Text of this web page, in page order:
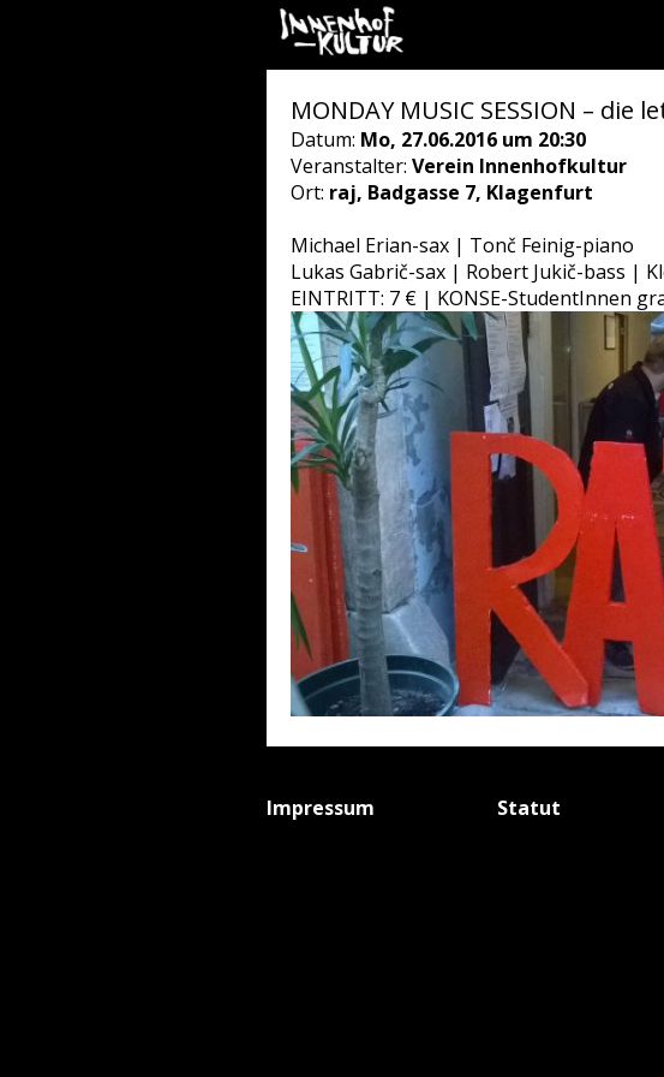
MONDAY MUSIC SESSION –
Datum: Mo, 27.06.2016 um 20:30
Veranstalter: Verein Innenhofkultur
Ort: raj, Badgasse 7, Klagenfurt
Michael Erian-sax | Tonč Feinig-piano
Lukas Gabrič-sax | Robert Jukič-bass |
EINTRITT: 7 € | KONSE-StudentInnen
Impressum Statut